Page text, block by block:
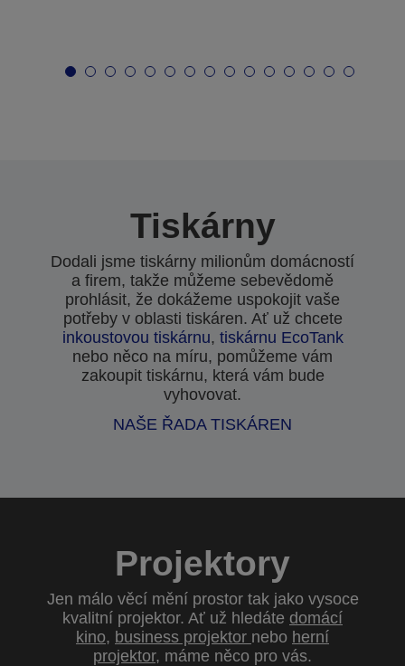
Tiskárny
Dodali jsme tiskárny milionům domácností
a firem, takže můžeme sebevědomě
prohlásit, že dokážeme uspokojit vaše
potřeby v oblasti tiskáren. Ať už chcete
inkoustovou tiskárnu, tiskárnu EcoTank
nebo něco na míru, pomůžeme vám
zakoupit tiskárnu, která vám bude
vyhovovat.
NAŠE ŘADA TISKÁREN
Projektory
Jen málo věcí mění prostor tak jako vysoce
kvalitní projektor. Ať už hledáte domácí
kino, business projektor nebo herní
projektor, máme něco pro vás.